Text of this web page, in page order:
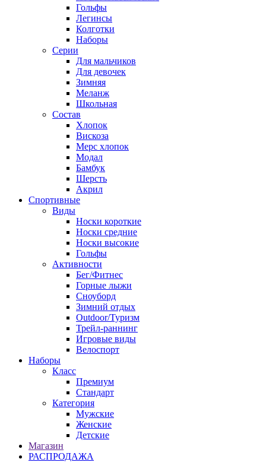
Гольфы
Легинсы
Колготки
Наборы
Серии
Для мальчиков
Для девочек
Зимняя
Меланж
Школьная
Состав
Хлопок
Вискоза
Мерс хлопок
Модал
Бамбук
Шерсть
Акрил
Спортивные
Виды
Носки короткие
Носки средние
Носки высокие
Гольфы
Активности
Бег/Фитнес
Горные лыжи
Сноуборд
Зимний отдых
Outdoor/Туризм
Трейл-раннинг
Игровые виды
Велоспорт
Наборы
Класс
Премиум
Стандарт
Категория
Мужские
Женские
Детские
Магазин
РАСПРОДАЖА